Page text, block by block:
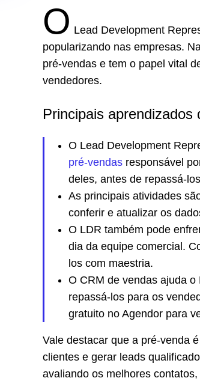
O Lead Development
popularizando nas empresas.
pré-vendas e tem o papel vital
vendedores.
Principais aprendizados
O Lead Development
pré-vendas responsável
deles, antes de repassá-
As principais atividades
conferir e atualizar os
O LDR também pode
dia da equipe comercial.
los com maestria.
O CRM de vendas ajuda
repassá-los para os
gratuito no Agendor para
Vale destacar que a pré-venda
clientes e gerar leads
avaliando os melhores